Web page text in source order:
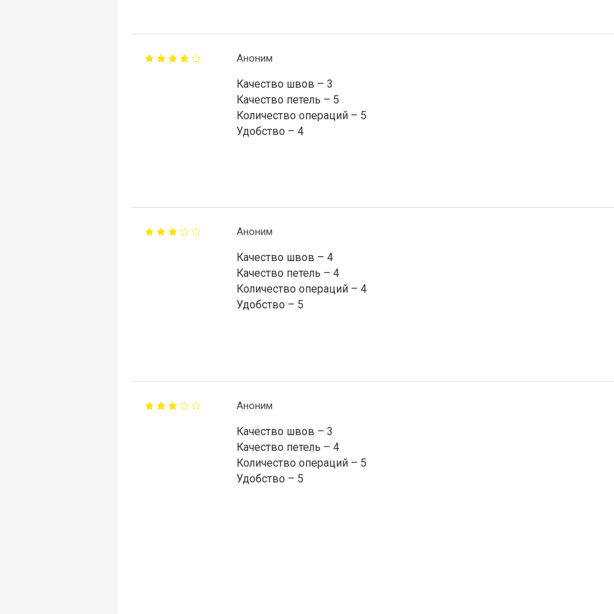
Аноним
Качество швов – 3
Качество петель – 5
Количество операций – 5
Удобство – 4
Аноним
Качество швов – 4
Качество петель – 4
Количество операций – 4
Удобство – 5
Аноним
Качество швов – 3
Качество петель – 4
Количество операций – 5
Удобство – 5